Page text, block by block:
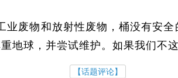
业废物和放射性废物，桶没有安
地球，并尝试维护。如果我们不
【话题评论】